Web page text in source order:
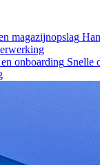
magazijnopslag
onboarding Snelle